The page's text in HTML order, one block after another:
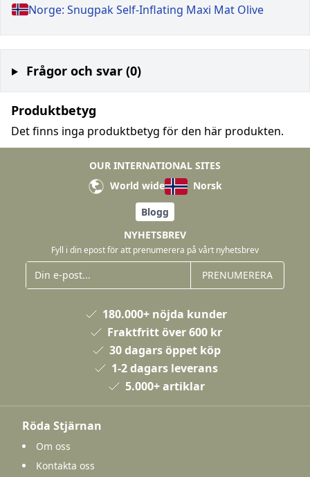
Norge: Snugpak Self-Inflating Maxi Mat Olive
Frågor och svar (0)
Produktbetyg
Det finns inga produktbetyg för den här produkten.
OUR INTERNATIONAL SITES
World wide
Norsk
Blogg
NYHETSBREV
Fyll i din epost för att prenumerera på vårt nyhetsbrev
PRENUMERERA
180.000+ nöjda kunder
Fraktfritt över 600 kr
30 dagars öppet köp
1-2 dagars leverans
5.000+ artiklar
Röda Stjärnan
Om oss
Kontakta oss